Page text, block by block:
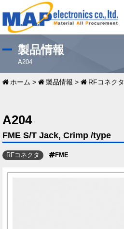
製品情報
A204
ホーム > 製品情報 > RFコネクタ
A204
FME S/T Jack, Crimp /type
RFコネクタ FME